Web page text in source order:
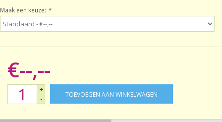
Maak een keuze: *
€--,--
+
-
TOEVOEGEN AAN WINKELWAGEN